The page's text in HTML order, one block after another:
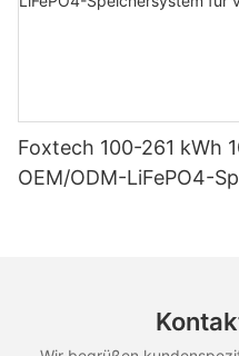
Foxtech 100-261 kWh
OEM/ODM-LiFePO4-